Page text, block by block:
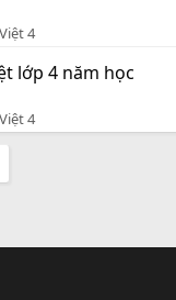
4
lớp 4 năm học
4